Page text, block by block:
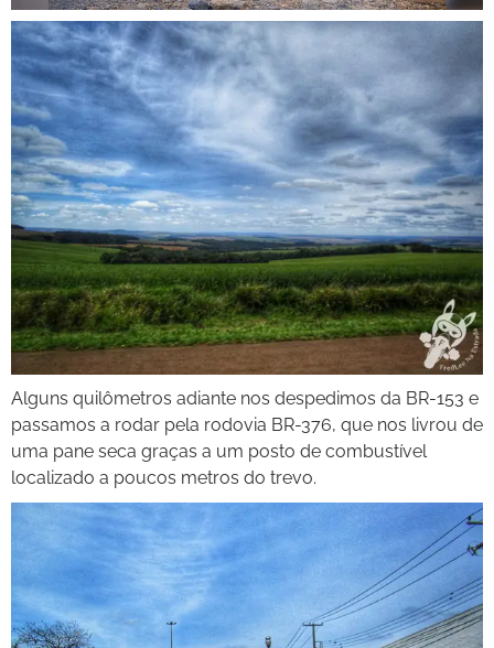
Alguns quilômetros adiante nos despedimos da BR-153 e
passamos a rodar pela rodovia BR-376, que nos livrou de
uma pane seca graças a um posto de combustível
localizado a poucos metros do trevo.